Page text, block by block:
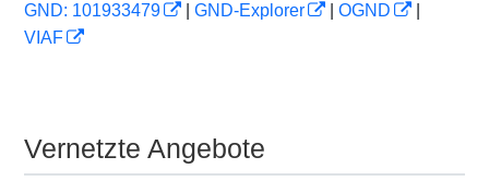
GND: 101933479
GND-Explorer OGND
VIAF
Vernetzte Angebote